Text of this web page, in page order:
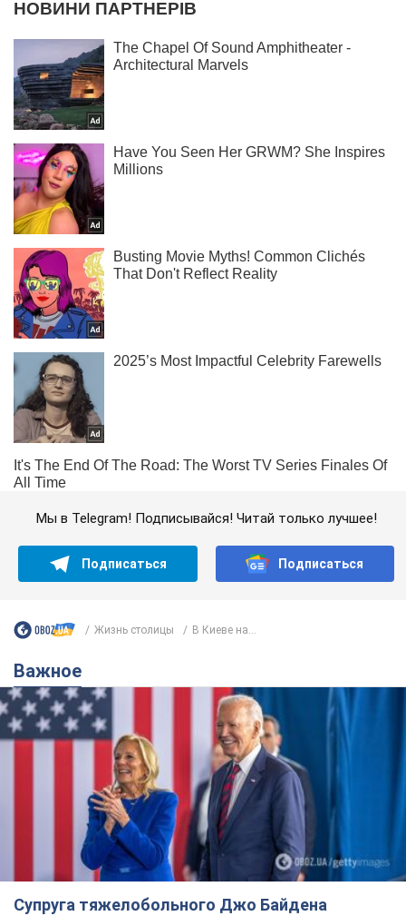
Мы в Telegram! Подписывайся! Читай только лучшее!
Подписаться Подписаться
Жизнь столицы В Киеве на...
Важное
Супруга тяжелобольного Джо Байдена